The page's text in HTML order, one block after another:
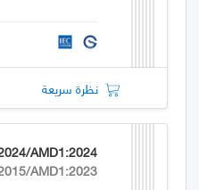
نظرة سريعة
AMD1:2024
AMD1:2023